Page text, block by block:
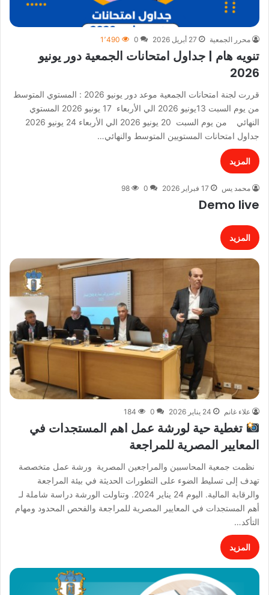
محرر الجمعية 27 أبريل 2026 0 1٬490
تنويه هام | جداول امتحانات الجمعية دور يونيو
2026
قررت لجنة امتحانات الجمعية موعد دور يونيو 2026 : المستوي المتوسط
من يوم السبت 13يونيو 2026 الي الأربعاء 17 يونيو 2026 المستوي
النهائي من يوم السبت 20 يونيو 2026 الي الأربعاء 24 يونيو 2026
جداول امتحانات المستويين المتوسط والنهائي…
المزيد
محمد يس 17 فبراير 2026 0
98
Demo live
المزيد
علاء غانم 24 يناير 2026 0
184
تغطية حية لورشة عمل اهم المستجدات في
المعايير المصرية للمراجعة
نظمت جمعية المحاسبين والمراجعين المصرية ورشة عمل متخصصة
تهدف إلى تسليط الضوء على التطورات الحديثة في بيئة المراجعة
والرقابة المالية. اليوم 24 يناير 2024. وتناولت الورشة دراسة شاملة لـ
أهم المستجدات في المعايير المصرية للمراجعة والفحص المحدود ومهام
التأكد…
المزيد